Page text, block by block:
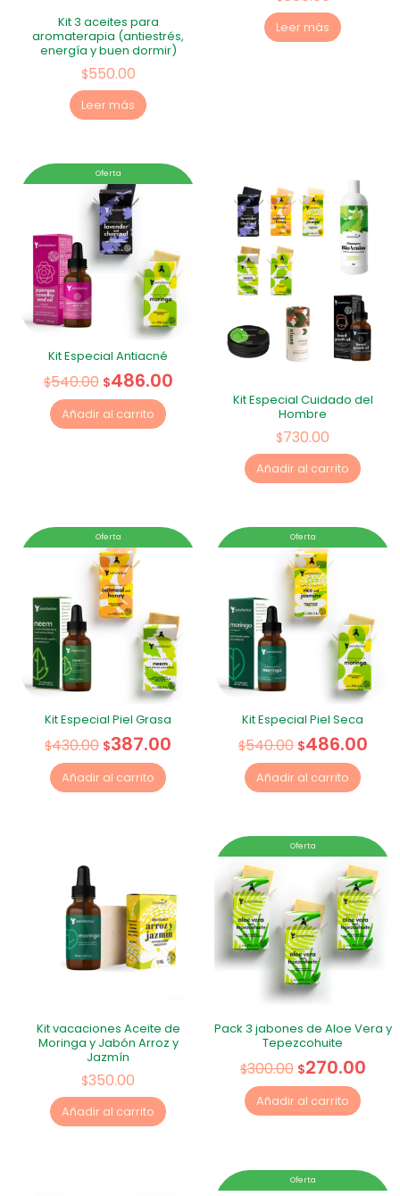
Kit 3 aceites para
aromaterapia (antiestrés,
energía y buen dormir)
$550.00
Leer más
Leer más
Oferta
Kit Especial Antiacné
$540.00 $486.00
Añadir al carrito
Kit Especial Cuidado del
Hombre
$730.00
Añadir al carrito
Oferta
Kit Especial Piel Grasa
$430.00 $387.00
Añadir al carrito
Oferta
Kit Especial Piel Seca
$540.00 $486.00
Añadir al carrito
Kit vacaciones Aceite de
Moringa y Jabón Arroz y
Jazmín
$350.00
Añadir al carrito
Oferta
Pack 3 jabones de Aloe Vera y
Tepezcohuite
$300.00 $270.00
Añadir al carrito
Oferta